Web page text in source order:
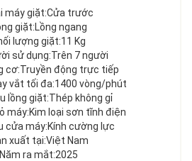
máy giặt:Cửa trước
giặt:Lồng ngang
lượng giặt:11 Kg
sử dụng:Trên 7 người
cơ:Truyền động trực tiếp
vắt tối đa:1400 vòng/phút
lồng giặt:Thép không gỉ
máy:Kim loại sơn tĩnh điện
cửa máy:Kính cường lực
xuất tại:Việt Nam
Năm ra mắt:2025